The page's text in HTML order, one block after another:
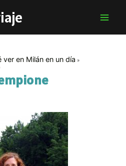
ver en Milán en un día